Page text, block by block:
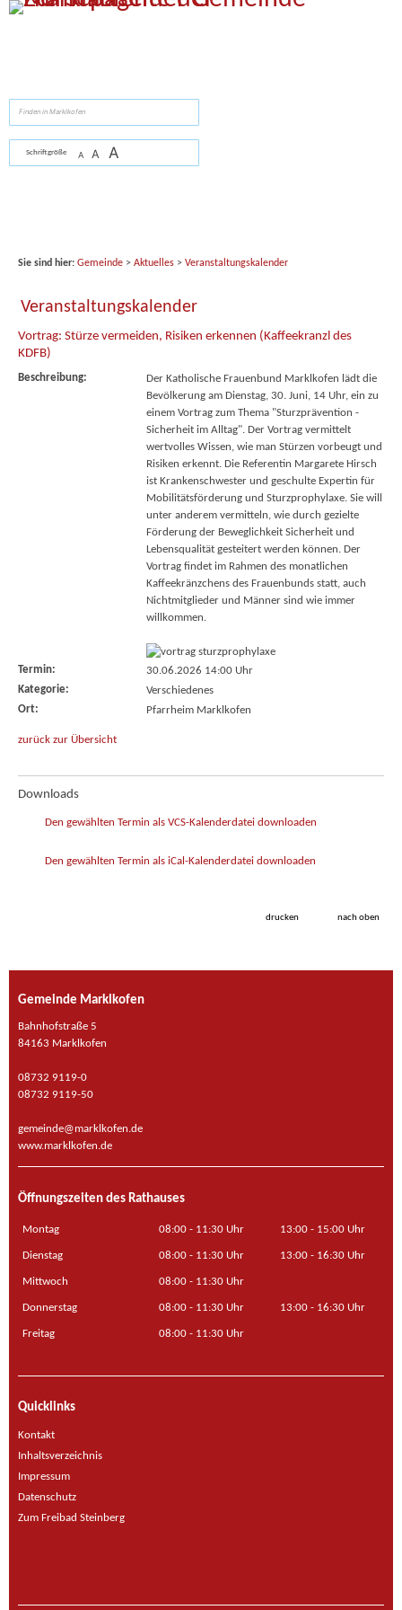
Zum Inhalt,zur Navigationoderzur Startseitespringen.
Schriftgröße A A A
Sie sind hier: Gemeinde> Aktuelles> Veranstaltungskalender
Veranstaltungskalender
Vortrag: Stürze vermeiden, Risiken erkennen (Kaffeekranzl des
KDFB)
Beschreibung:
Der Katholische Frauenbund Marklkofen lädt die
Bevölkerung am Dienstag, 30. Juni, 14 Uhr, ein zu
einem Vortrag zum Thema "Sturzprävention -
Sicherheit im Alltag". Der Vortrag vermittelt
wertvolles Wissen, wie man Stürzen vorbeugt und
Risiken erkennt. Die Referentin Margarete Hirsch
ist Krankenschwester und geschulte Expertin für
Mobilitätsförderung und Sturzprophylaxe. Sie will
unter anderem vermitteln, wie durch gezielte
Förderung der Beweglichkeit Sicherheit und
Lebensqualität gesteitert werden können. Der
Vortrag findet im Rahmen des monatlichen
Kaffeekränzchens des Frauenbunds statt, auch
Nichtmitglieder und Männer sind wie immer
willkommen.
Termin:
30.06.2026 14:00 Uhr
Kategorie:
Verschiedenes
Ort:
Pfarrheim Marklkofen
zurück zur Übersicht
Downloads
Den gewählten Termin als VCS-Kalenderdatei downloaden
Den gewählten Termin als iCal-Kalenderdatei downloaden
drucken nach oben
Gemeinde Marklkofen
Bahnhofstraße 5
84163 Marklkofen
08732 9119-0
08732 9119-50
gemeinde@marklkofen.de
www.marklkofen.de
Öffnungszeiten des Rathauses
Montag 08:00 - 11:30 Uhr 13:00 - 15:00 Uhr
Dienstag 08:00 - 11:30 Uhr 13:00 - 16:30 Uhr
Mittwoch 08:00 - 11:30 Uhr
Donnerstag 08:00 - 11:30 Uhr 13:00 - 16:30 Uhr
Freitag 08:00 - 11:30 Uhr
Quicklinks
Kontakt
Inhaltsverzeichnis
Impressum
Datenschutz
Zum Freibad Steinberg